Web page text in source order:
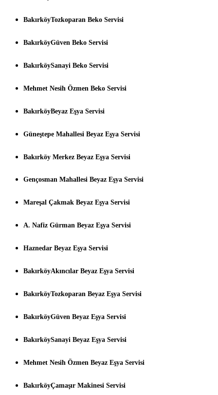
BakırköyTozkoparan Beko Servisi
BakırköyGüven Beko Servisi
BakırköySanayi Beko Servisi
Mehmet Nesih Özmen Beko Servisi
BakırköyBeyaz Eşya Servisi
Güneştepe Mahallesi Beyaz Eşya Servisi
Bakırköy Merkez Beyaz Eşya Servisi
Gençosman Mahallesi Beyaz Eşya Servisi
Mareşal Çakmak Beyaz Eşya Servisi
A. Nafiz Gürman Beyaz Eşya Servisi
Haznedar Beyaz Eşya Servisi
BakırköyAkıncılar Beyaz Eşya Servisi
BakırköyTozkoparan Beyaz Eşya Servisi
BakırköyGüven Beyaz Eşya Servisi
BakırköySanayi Beyaz Eşya Servisi
Mehmet Nesih Özmen Beyaz Eşya Servisi
BakırköyÇamaşır Makinesi Servisi